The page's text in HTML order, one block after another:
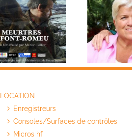
LOCATION
Enregistreurs
Consoles/Surfaces de contrôles
Micros hf